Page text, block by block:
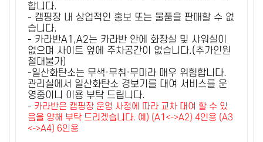
합니다.
- 캠핑장 내 상업적인 홍보 또는 물품을 판매할 수 없
습니다.
- 카라반A1,A2는 카라반 안에 화장실 및 샤워실이
없으며 사이트 옆에 주차공간이 없습니다.(추가인원
절대불가)
-일산화탄소는 무색·무취·무미라 매우 위험합니다.
관리실에서 일산화탄소 경보기를 대여 서비스를 운
영중이니 이용 부탁 드립니다.
- 카라반은 캠핑장 운영 사정에 따라 교차 대여 할 수 있
음을 양해 부탁 드리겠습니다. 예) (A1<->A2) 4인용 (A3
<->A4) 6인용